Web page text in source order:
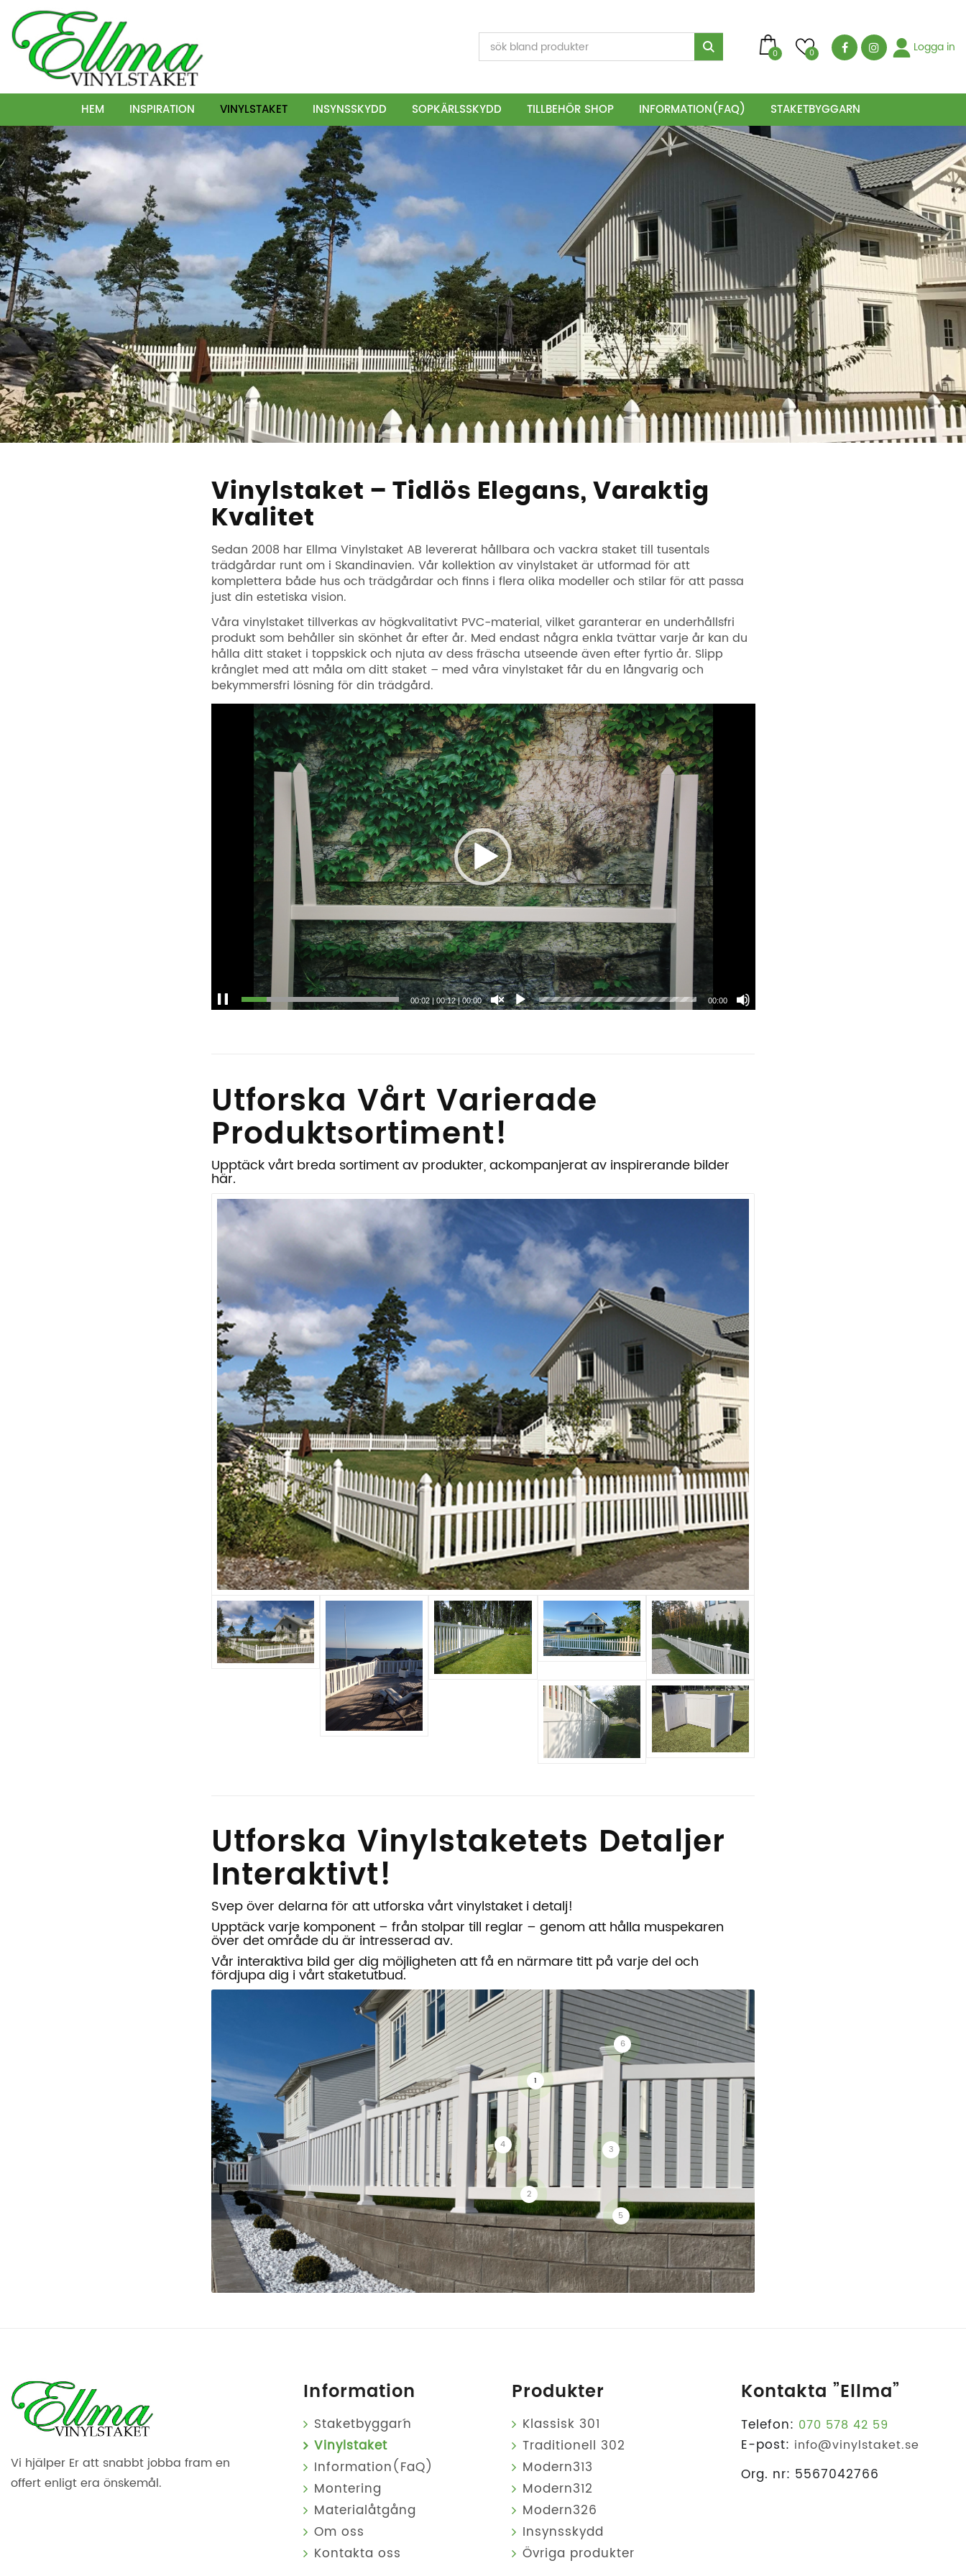
0 0 Logga in
HEM INSPIRATION VINYLSTAKET INSYNSSKYDD SOPKÄRLSSKYDD TILLBEHÖR SHOP INFORMATION(FAQ) STAKETBYGGAR´N
Vinylstaket – Tidlös Elegans, Varaktig
Kvalitet
Sedan 2008 har Ellma Vinylstaket AB levererat hållbara och vackra staket till tusentals
trädgårdar runt om i Skandinavien. Vår kollektion av vinylstaket är utformad för att
komplettera både hus och trädgårdar och finns i flera olika modeller och stilar för att passa
just din estetiska vision.
Våra vinylstaket tillverkas av högkvalitativt PVC-material, vilket garanterar en underhållsfri
produkt som behåller sin skönhet år efter år. Med endast några enkla tvättar varje år kan du
hålla ditt staket i toppskick och njuta av dess fräscha utseende även efter fyrtio år. Slipp
krånglet med att måla om ditt staket – med våra vinylstaket får du en långvarig och
bekymmersfri lösning för din trädgård.
00:04|00:12|00:00 00:00
Utforska Vårt Varierade
Produktsortiment!
Upptäck vårt breda sortiment av produkter, ackompanjerat av inspirerande bilder
här.
Utforska Vinylstaketets Detaljer
Interaktivt!
Svep över delarna för att utforska vårt vinylstaket i detalj!
Upptäck varje komponent – från stolpar till reglar – genom att hålla muspekaren
över det område du är intresserad av.
Vår interaktiva bild ger dig möjligheten att få en närmare titt på varje del och
fördjupa dig i vårt staketutbud.
1
2
3
4
5
6
Vi hjälper Er att snabbt jobba framen
offert enligt era önskemål.
Information
Staketbyggar´n
Vinylstaket
Information(FaQ)
Montering
Materialåtgång
Om oss
Kontakta oss
Produkter
Klassisk 301
Traditionell 302
Modern313
Modern312
Modern326
Insynsskydd
Övriga produkter
Kontakta ”Ellma”
Telefon: 070 578 42 59
E-post: info@vinylstaket.se
Org. nr: 5567042766